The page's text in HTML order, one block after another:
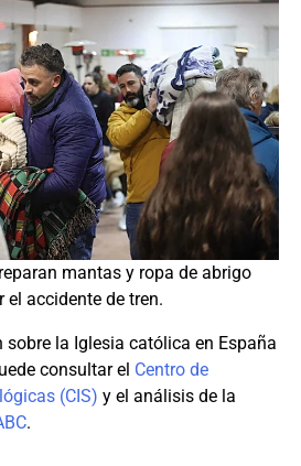
mantas y ropa de abrigo
accidente de tren.
la Iglesia católica en España
consultar el Centro de
(CIS) y el análisis de la
.